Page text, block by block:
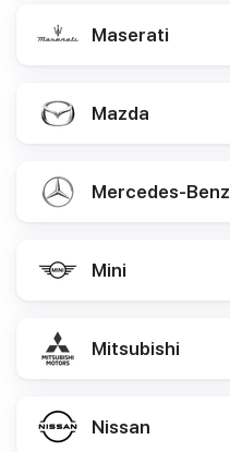
Maserati
Mazda
Mercedes-Benz
Mini
Mitsubishi
Nissan